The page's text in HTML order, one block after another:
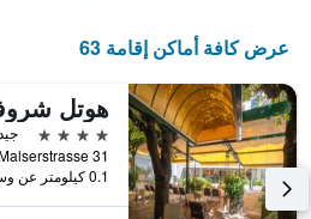
عرض كافة أماكن إقامة 63
4 نجوم
جيد 7.9
0.1 كيلومتر عن وسط المدينة